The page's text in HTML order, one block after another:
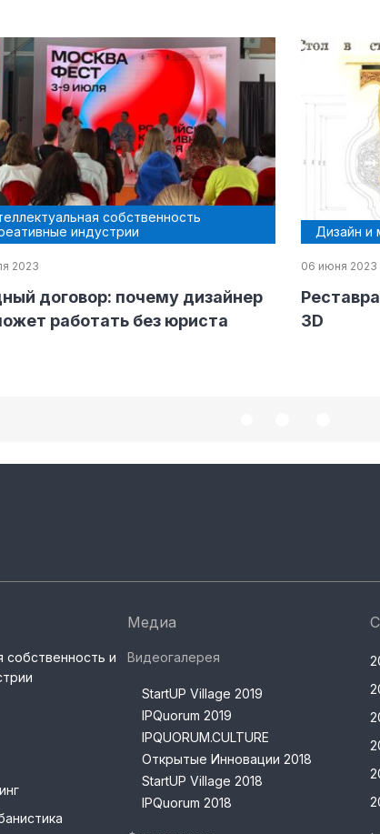
собственность
индустрии
2023
договор: почему дизайнер
работать без юриста
Дизайн и
06 июня 2023
3D
собственность и
Медиа
Видеогалерея
StartUP Village 2019
IPQuorum 2019
IPQUORUM.CULTURE
Открытые Инновации 2018
StartUP Village 2018
IPQuorum 2018